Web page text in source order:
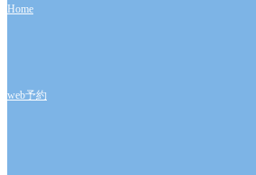
Home
web予約